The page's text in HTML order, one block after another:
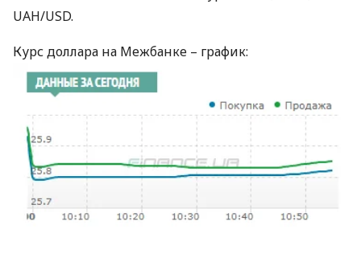
UAH/USD.
Курс доллара на Межбанке – график: